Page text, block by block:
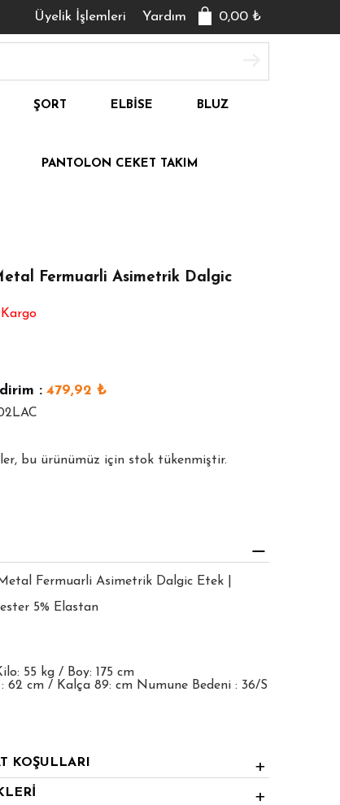
0,00 ₺
Yardım
Üyelik İşlemleri
ŞORT ELBISE BLUZ
PANTOLON CEKET TAKIM
Fermuarli Asimetrik Dalgic
: 479,92 ₺
bu ürünümüz için stok tükenmiştir.
Fermuarli Asimetrik Dalgic Etek |
5% Elastan
55 kg / Boy: 175 cm
62 cm / Kalça 89: cm Numune Bedeni : 36/S
KOŞULLARI